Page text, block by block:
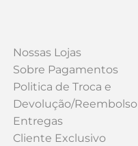
Nossas Lojas
Sobre Pagamentos
Politica de Troca e
Devolução/Reembolso
Entregas
Cliente Exclusivo